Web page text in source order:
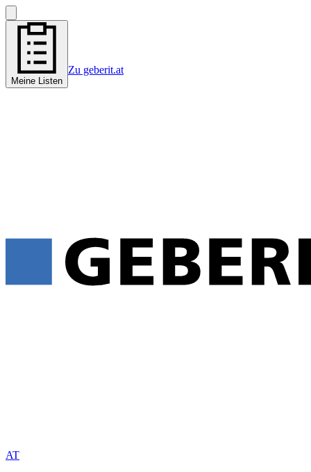
Meine Listen
Zu geberit.at
AT